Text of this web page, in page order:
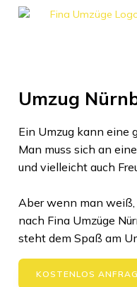
Umzug
Ein Umzug kann eine
Man muss sich an
und vielleicht auch
Aber wenn man
nach Fina Umzüge
steht dem Spaß am
KOSTENLOS